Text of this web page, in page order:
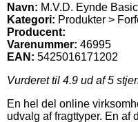
Navn: M.V.D. Eynde
Kategori: Produkter >
Producent:
Varenummer: 46995
EAN: 5425016171202
Vurderet til 4.9 ud af 5
En hel del online
udvalg af fragttyper. En af